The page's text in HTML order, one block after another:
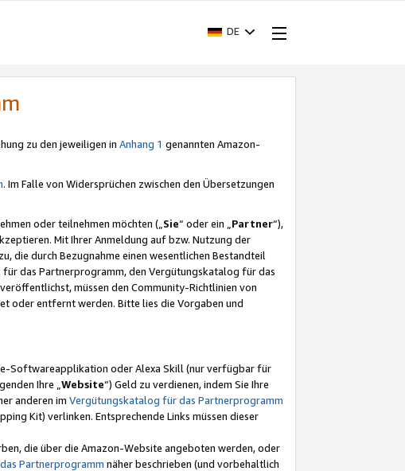
DE
zu den jeweiligen in Anhang 1 genannten Amazon-
. Im Falle von Widersprüchen zwischen den Übersetzungen
oder teilnehmen möchten („Sie“ oder ein „Partner“),
Mit Ihrer Anmeldung auf bzw. Nutzung der
die durch Bezugnahme einen wesentlichen Bestandteil
das Partnerprogramm, den Vergütungskatalog für das
müssen den Community-Richtlinien von
oder entfernt werden. Bitte lies die Vorgaben und
Softwareapplikation oder Alexa Skill (nur verfügbar für
Ihre „ Website“) Geld zu verdienen, indem Sie Ihre
anderen im Vergütungskatalog für das Partnerprogramm
Kit) verlinken. Entsprechende Links müssen dieser
die über die Amazon-Website angeboten werden, oder
Partnerprogramm näher beschrieben (und vorbehaltlich